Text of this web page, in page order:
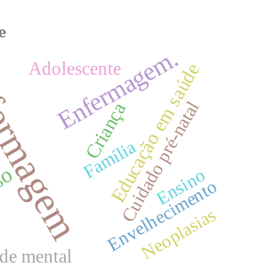
Enfermagem.
CriançaEducação em saúde
Cuidado pré-natal
Envelhecimento
Adolescente
Família
Ensino
Neoplasias
mental